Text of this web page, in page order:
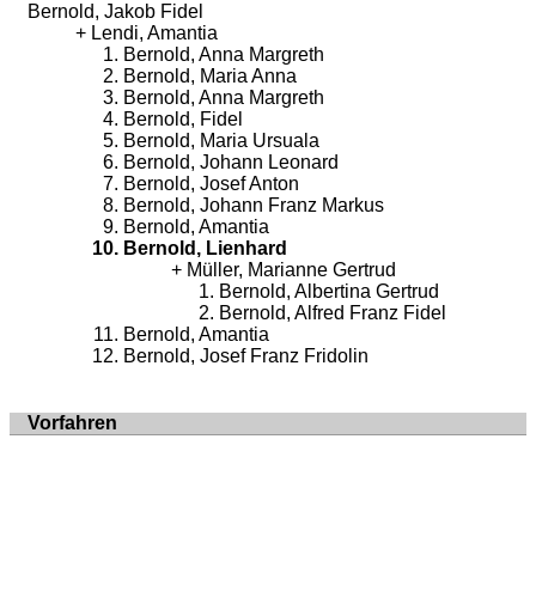
Bernold, Jakob Fidel
Lendi, Amantia
Bernold, Anna Margreth
Bernold, Maria Anna
Bernold, Anna Margreth
Bernold, Fidel
Bernold, Maria Ursuala
Bernold, Johann Leonard
Bernold, Josef Anton
Bernold, Johann Franz Markus
Bernold, Amantia
Bernold, Lienhard
Müller, Marianne Gertrud
Bernold, Albertina Gertrud
Bernold, Alfred Franz Fidel
Bernold, Amantia
Bernold, Josef Franz Fridolin
Vorfahren